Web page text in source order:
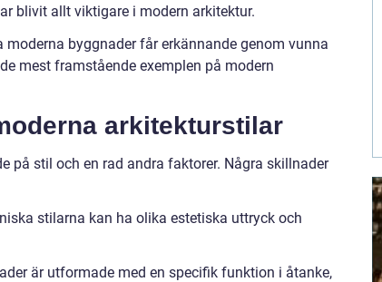
blivit allt viktigare i modern arkitektur.
byggnader får erkännande genom vunna
mest framstående exemplen på modern
arkitekturstilar
på stil och en rad andra faktorer. Några skillnader
stilarna kan ha olika estetiska uttryck och
är utformade med en specifik funktion i åtanke,